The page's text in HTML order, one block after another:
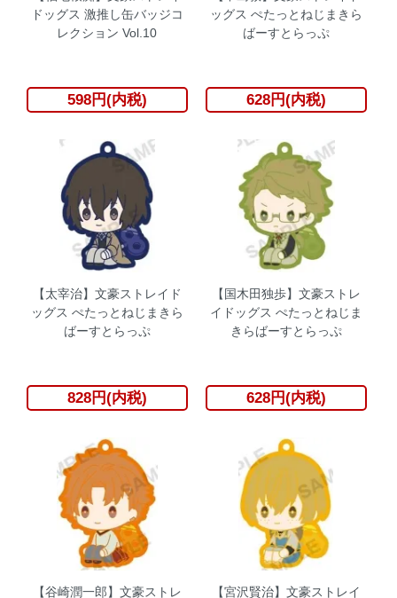
ドッグス 激推し缶バッジコ
レクション Vol.10
598円(内税)
ッグス ぺたっとねじまきら
ばーすとらっぷ
628円(内税)
【太宰治】文豪ストレイド
ッグス ぺたっとねじまきら
ばーすとらっぷ
828円(内税)
【国木田独歩】文豪ストレ
イドッグス ぺたっとねじま
きらばーすとらっぷ
628円(内税)
【谷崎潤一郎】文豪ストレ 【宮沢賢治】文豪ストレイ